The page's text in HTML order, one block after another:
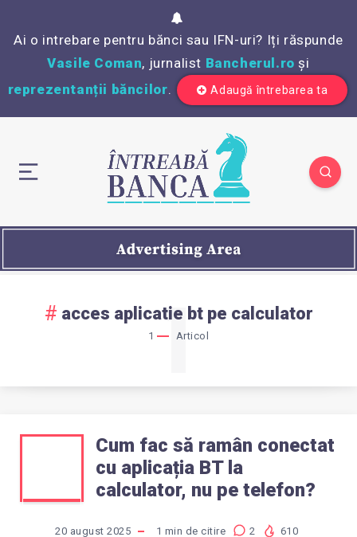
Ai o intrebare pentru bănci sau IFN-uri? Iți răspunde
Vasile Coman, jurnalist Bancherul.ro și
reprezentanții băncilor. Adaugă întrebarea ta
acces aplicatie bt pe calculator
1 Articol
1
CUM
FAC
Cum fac să ramân conectat
cu aplicația BT la
calculator, nu pe telefon?
20 august 2025 1 min de citire 2 610